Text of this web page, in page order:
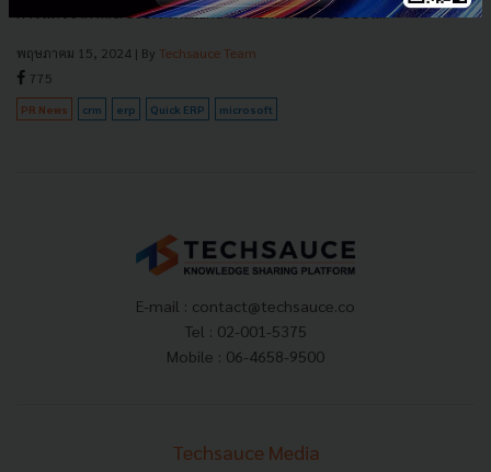
การันตรีจาก Microsoft Thailand ติดต่อกันมากว่า 3 ปีซ้อน...
พฤษภาคม 15, 2024 | By Techsauce Team
775
PR News crm erp Quick ERP microsoft
E-mail : contact@techsauce.co
Tel : 02-001-5375
Mobile : 06-4658-9500
Techsauce Media